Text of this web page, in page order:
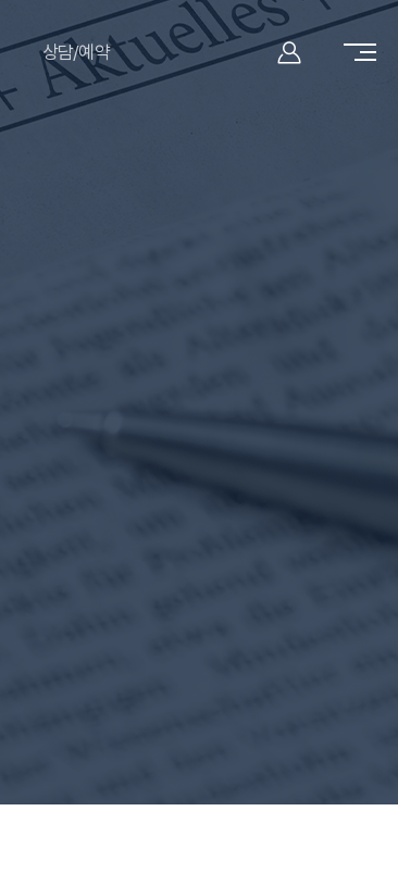
상담/예약